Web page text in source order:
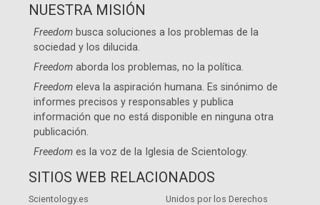
NUESTRA MISIÓN
Freedom busca soluciones a los problemas de la
sociedad y los dilucida.
Freedom aborda los problemas, no la política.
Freedom eleva la aspiración humana. Es sinónimo de
informes precisos y responsables y publica
información que no está disponible en ninguna otra
publicación.
Freedom es la voz de la Iglesia de Scientology.
SITIOS WEB RELACIONADOS
Scientology.es
Unidos por los Derechos